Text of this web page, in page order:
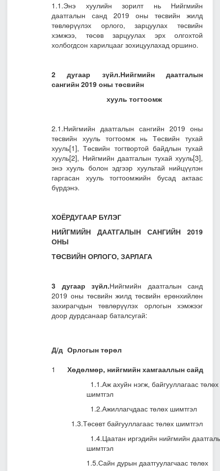
1.1.Энэ хуулийн зорилт нь Нийгмийн
даатгалын санд 2019 оны төсвийн жилд
төвлөрүүлэх орлого, зарцуулах төсвийн
хэмжээ, төсөв зарцуулах эрх олгохтой
холбогдсон харилцааг зохицуулахад оршино.
2 дугаар зүйл.Нийгмийн даатгалын
сангийн 2019 оны төсвийн
хууль тогтоомж
2.1.Нийгмийн даатгалын сангийн 2019 оны
төсвийн хууль тогтоомж нь Төсвийн тухай
хууль[1], Төсвийн тогтвортой байдлын тухай
хууль[2], Нийгмийн даатгалын тухай хууль[3],
энэ хууль болон эдгээр хуультай нийцүүлэн
гаргасан хууль тогтоомжийн бусад актаас
бүрдэнэ.
ХОЁРДУГААР БҮЛЭГ
НИЙГМИЙН ДААТГАЛЫН САНГИЙН 2019
ОНЫ
ТӨСВИЙН ОРЛОГО, ЗАРЛАГА
3 дугаар зүйл.Нийгмийн даатгалын санд
2019 оны төсвийн жилд төсвийн ерөнхийлөн
захирагчдын төвлөрүүлэх орлогын хэмжээг
доор дурдсанаар баталсугай:
Д/д Орлогын төрөл
1
Хөдөлмөр, нийгмийн хамгааллын сайд
1.1.Аж ахуйн нэгж, байгууллагаас төлөх
шимтгэл
1.2.Ажиллагчдаас төлөх шимтгэл
1.3.Төсөвт байгууллагаас төлөх шимтгэл
1.4.Цаатан иргэдийн нийгмийн
шимтгэл
1.5.Сайн дурын даатгуулагчаас төлөх